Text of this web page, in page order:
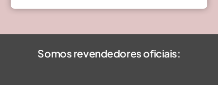
Somos revendedores oficiais: